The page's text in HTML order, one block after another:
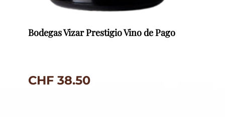
Bodegas Vizar Prestigio Vino de Pago
CHF38.50